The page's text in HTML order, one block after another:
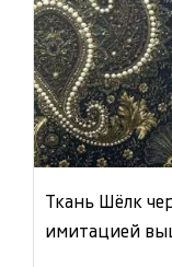
Ткань Шёлк
имитацией